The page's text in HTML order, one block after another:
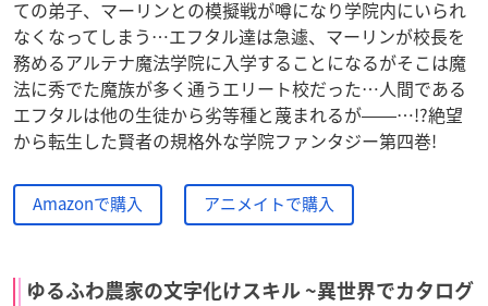
ての弟子、マーリンとの模擬戦が噂になり学院内にいられ
なくなってしまう…エフタル達は急遽、マーリンが校長を
務めるアルテナ魔法学院に入学することになるがそこは魔
法に秀でた魔族が多く通うエリート校だった…人間である
エフタルは他の生徒から劣等種と蔑まれるが――…!?絶望
から転生した賢者の規格外な学院ファンタジー第四巻!
Amazonで購入 アニメイトで購入
ゆるふわ農家の文字化けスキル ~異世界でカタログ